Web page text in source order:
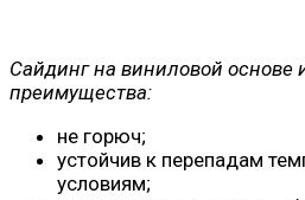
Сайдинг на виниловой
преимущества:
не горюч;
устойчив к перепадам
условиям;